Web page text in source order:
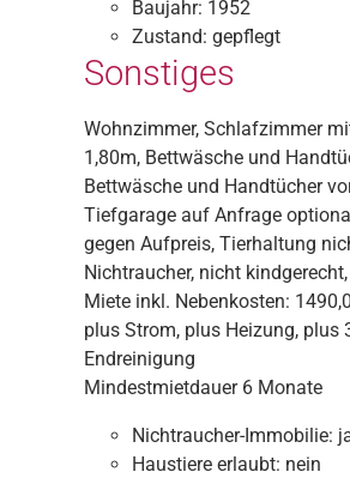
Baujahr: 1952
Zustand: gepflegt
Sonstiges
Wohnzimmer, Schlafzimmer
1,80m, Bettwäsche und
Bettwäsche und Handtücher
Tiefgarage auf Anfrage
gegen Aufpreis, Tierhaltung
Nichtraucher, nicht
Miete inkl. Nebenkosten:
plus Strom, plus Heizung, plus
Endreinigung
Mindestmietdauer 6 Monate
Nichtraucher-Immobilie:
Haustiere erlaubt: nein